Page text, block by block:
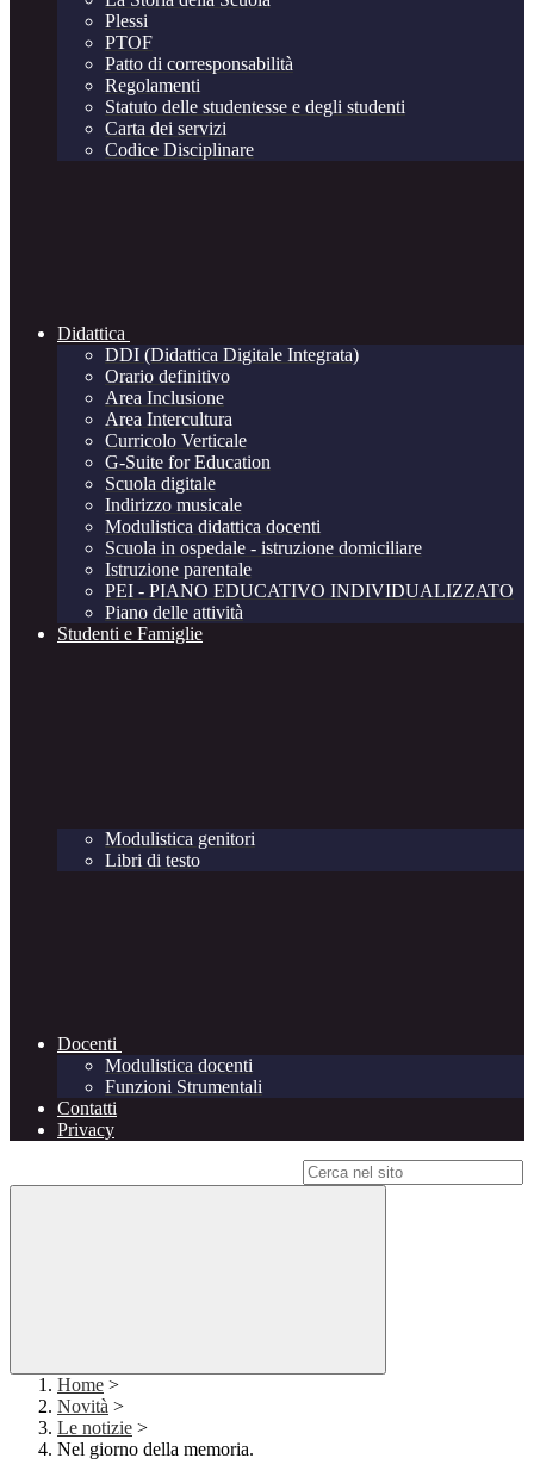
Plessi
PTOF
Patto di corresponsabilità
Regolamenti
Statuto delle studentesse e degli studenti
Carta dei servizi
Codice Disciplinare
Didattica
DDI (Didattica Digitale Integrata)
Orario definitivo
Area Inclusione
Area Intercultura
Curricolo Verticale
G-Suite for Education
Scuola digitale
Indirizzo musicale
Modulistica didattica docenti
Scuola in ospedale - istruzione domiciliare
Istruzione parentale
PEI - PIANO EDUCATIVO INDIVIDUALIZZATO
Piano delle attività
Studenti e Famiglie
Modulistica genitori
Libri di testo
Docenti
Modulistica docenti
Funzioni Strumentali
Contatti
Privacy
Home >
Novità >
Le notizie >
Nel giorno della memoria.